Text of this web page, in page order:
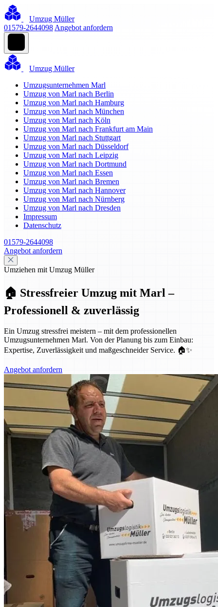
Umzug Müller
01579-2644098 Angebot anfordern
Umzug Müller
Umzugsunternehmen Marl
Umzug von Marl nach Berlin
Umzug von Marl nach Hamburg
Umzug von Marl nach München
Umzug von Marl nach Köln
Umzug von Marl nach Frankfurt am Main
Umzug von Marl nach Stuttgart
Umzug von Marl nach Düsseldorf
Umzug von Marl nach Leipzig
Umzug von Marl nach Dortmund
Umzug von Marl nach Essen
Umzug von Marl nach Bremen
Umzug von Marl nach Hannover
Umzug von Marl nach Nürnberg
Umzug von Marl nach Dresden
Impressum
Datenschutz
01579-2644098
Angebot anfordern
Umziehen mit Umzug Müller
🏠 Stressfreier Umzug mit Marl –
Professionell & zuverlässig
Ein Umzug stressfrei meistern – mit dem professionellen
Umzugsunternehmen Marl. Von der Planung bis zum Einbau:
Expertise, Zuverlässigkeit und maßgeschneider Service. 🏠✨
Angebot anfordern